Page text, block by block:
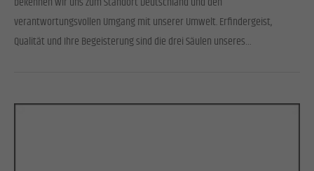
verantwortungsvollen Umgang mit unserer Umwelt. Erfindergeist,
Qualität und Ihre Begeisterung sind die drei Säulen unseres…